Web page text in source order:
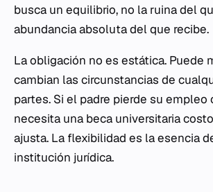
busca un equilibrio, no la ruina del
abundancia absoluta del que recibe.
La obligación no es estática. Puede
cambian las circunstancias de
partes. Si el padre pierde su empleo
necesita una beca universitaria
ajusta. La flexibilidad es la esencia
institución jurídica.